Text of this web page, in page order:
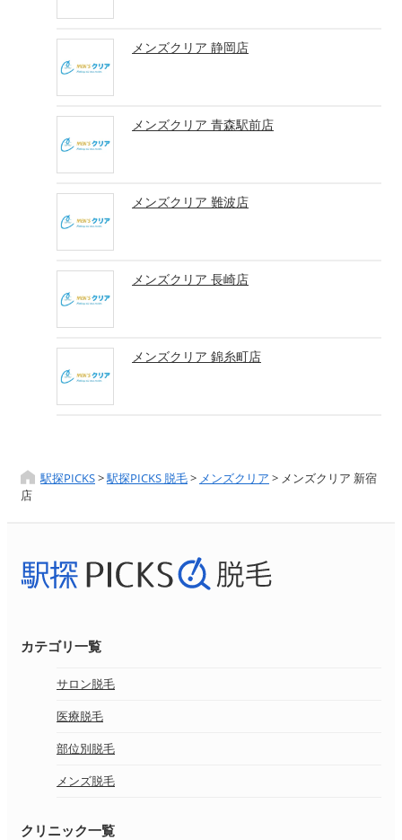
メンズクリア 静岡店
メンズクリア 青森駅前店
メンズクリア 難波店
メンズクリア 長崎店
メンズクリア 錦糸町店
駅探PICKS>駅探PICKS 脱毛> メンズクリア > メンズクリア 新宿
店
カテゴリ一覧
サロン脱毛
医療脱毛
部位別脱毛
メンズ脱毛
クリニック一覧